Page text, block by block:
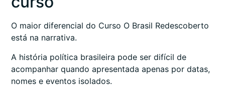
O maior diferencial do Curso O Brasil Redescoberto
está na narrativa.
A história política brasileira pode ser difícil de
acompanhar quando apresentada apenas por datas,
nomes e eventos isolados.